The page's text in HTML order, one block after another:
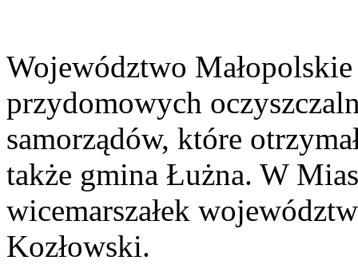
Województwo
przydomowych
samorządów, które
także gmina Łużna. W
wicemarszałek
Kozłowski.